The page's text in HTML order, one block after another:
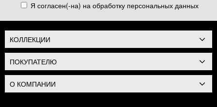
Я согласен(-на) на обработку персональных данных
КОЛЛЕКЦИИ
ПОКУПАТЕЛЮ
О КОМПАНИИ